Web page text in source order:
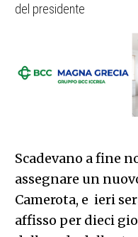
Scadevano a fine
assegnare un
Camerota, e ieri
affisso per dieci